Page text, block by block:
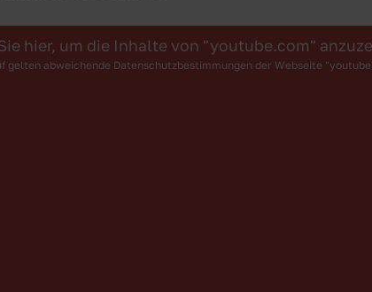
hier, um die Inhalte von "youtube.com"
gelten abweichende Datenschutzbestimmungen der Webseite